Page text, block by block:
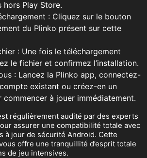
hors Play Store.
: Cliquez sur le bouton
du Plinko présent sur cette
: Une fois le téléchargement
le fichier et confirmez l’installation.
: Lancez la Plinko app, connectez-
existant ou créez-en un
commencer à jouer immédiatement.
régulièrement audité par des experts
assurer une compatibilité totale avec
à jour de sécurité Android. Cette
offre une tranquillité d’esprit totale
de jeu intensives.